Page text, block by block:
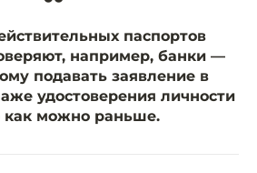
паспортов
например, банки —
подавать заявление в
удостоверения личности
как можно раньше.